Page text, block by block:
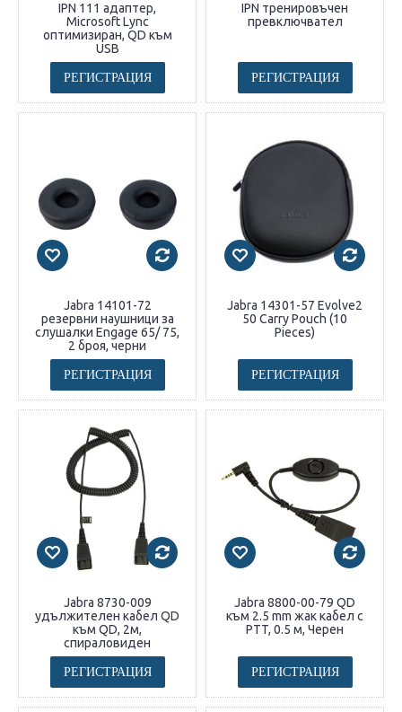
IPN 111 адаптер,
Microsoft Lync
оптимизиран, QD към
USB
РЕГИСТРАЦИЯ
IPN тренировъчен
превключвател
РЕГИСТРАЦИЯ
Jabra 14101-72
резервни наушници за
слушалки Engage 65/ 75,
2 броя, черни
РЕГИСТРАЦИЯ
Jabra 14301-57 Evolve2
50 Carry Pouch (10
Pieces)
РЕГИСТРАЦИЯ
Jabra 8730-009
удължителен кабел QD
към QD, 2м,
спираловиден
РЕГИСТРАЦИЯ
Jabra 8800-00-79 QD
към 2.5 mm жак кабел с
PTT, 0.5 м, Черен
РЕГИСТРАЦИЯ